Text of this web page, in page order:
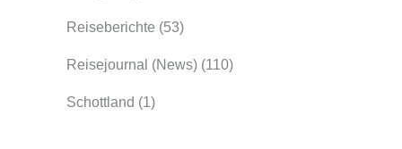
Reiseberichte (53)
Reisejournal (News) (110)
Schottland (1)